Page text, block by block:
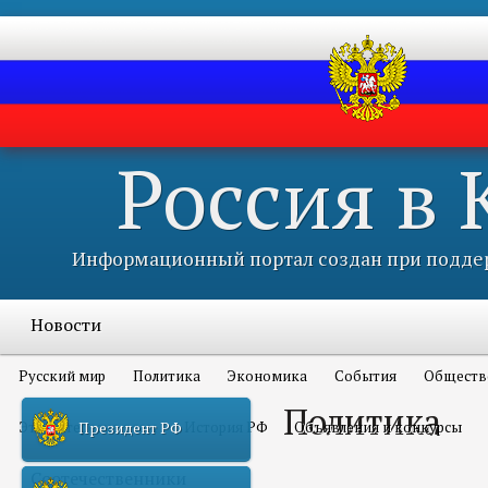
Россия в
Информационный портал создан при
Новости
Русский мир Политика Экономика События
Это интересно всем История РФ Объявления и конкурсы
Соотечественники
Президент РФ Политика